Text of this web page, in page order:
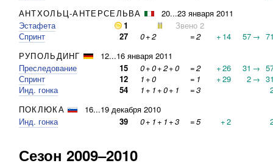
АНТХОЛЬЦ-АНТЕРСЕЛЬВА
20...23 января 2011
Эстафета
1
Звено 2
Спринт
27 0+2 =2 + 14 57→
РУПОЛЬДИНГ
12...16 января 2011
Преследование
15 0+0+2+0 =2 +26 31 →
Спринт
12 1+0 = 1 +29 2→
Инд. гонка
54 1+ 1+0+ 1 =3
ПОКЛЮКА
16...19 декабря 2010
Инд. гонка
39 0+ 1+ 1+3 =5 +2
Сезон 2009–2010